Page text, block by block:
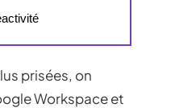
prisées, on
Workspace et